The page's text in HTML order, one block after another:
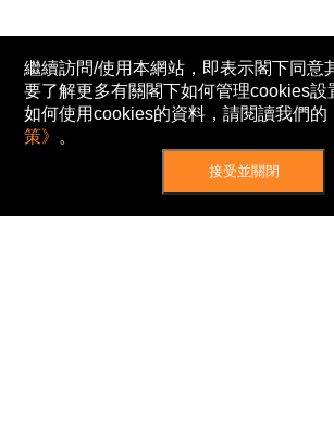
繼續訪問/使用本網站，即表示閣下同意
要了解更多有關閣下如何管理cookies設
如何使用cookies的資料，請閱讀我們的
策》 。
接受並關閉